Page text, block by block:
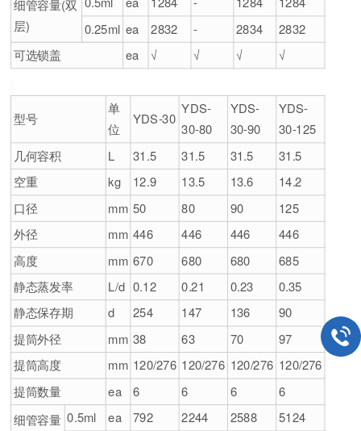
细管容量(双
层)
0.25ml ea 2832 - 2834
2832
可选锁盖
ea √ √ √ √
型号
单
位
YDS-30
YDS-
30-80
YDS-
30-90
YDS-
30-125
几何容积
L 31.5 31.5 31.5
31.5
空重
kg 12.9 13.5 13.6
14.2
口径
mm 50 80 90
125
外径
mm 446 446 446
446
高度
mm 670 680 680
685
静态蒸发率
L/d 0.12 0.21 0.23
0.35
静态保存期
d 254 147 136 90
提筒外径 mm 38 63 70
97
提筒高度
mm 120/276 120/276 120/276 120/276
提筒数量
ea 6 6 6
6
细管容量 0.5ml ea 792 2244 2588
5124